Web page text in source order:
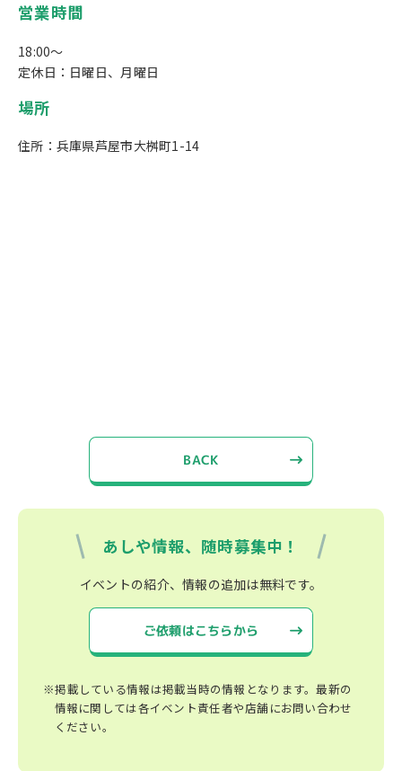
営業時間
18:00～
定休日：日曜日、月曜日
場所
住所：兵庫県芦屋市大桝町1-14
BACK
あしや情報、随時募集中！
イベントの紹介、情報の追加は無料です。
ご依頼はこちらから
※掲載している情報は掲載当時の情報となります。最新の
情報に関しては各イベント責任者や店舗にお問い合わせ
ください。